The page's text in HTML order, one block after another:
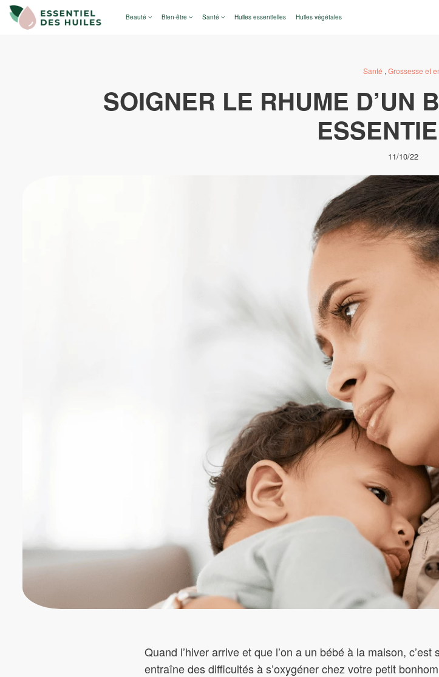
Beauté Bien-être Santé Huiles essentielles Huiles végétales
Santé , Grossesse et
SOIGNER LE RHUME D’UN
11/10/22
Quand l’hiver arrive et que l’on a un bébé à la maison,
entraîne des difficultés à s’oxygéner chez votre petit